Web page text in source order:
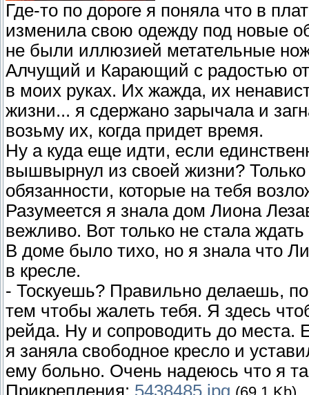
Где-то по дороге я поняла что в
изменила свою одежду под новые
не были иллюзией метательные
Алчущий и Карающий с радостью
в моих руках. Их жажда, их
жизни... я сдержано зарычала и
возьму их, когда придет время.
Ну а куда еще идти, если
вышвырнул из своей жизни?
обязанности, которые на тебя
Разумеется я знала дом Лиона
вежливо. Вот только не стала
В доме было тихо, но я знала что
в кресле.
- Тоскуешь? Правильно делаешь,
тем чтобы жалеть тебя. Я здесь
рейда. Ну и сопроводить до
я заняла свободное кресло и
ему больно. Очень надеюсь что я
Прикрепления: 5438485.jpg